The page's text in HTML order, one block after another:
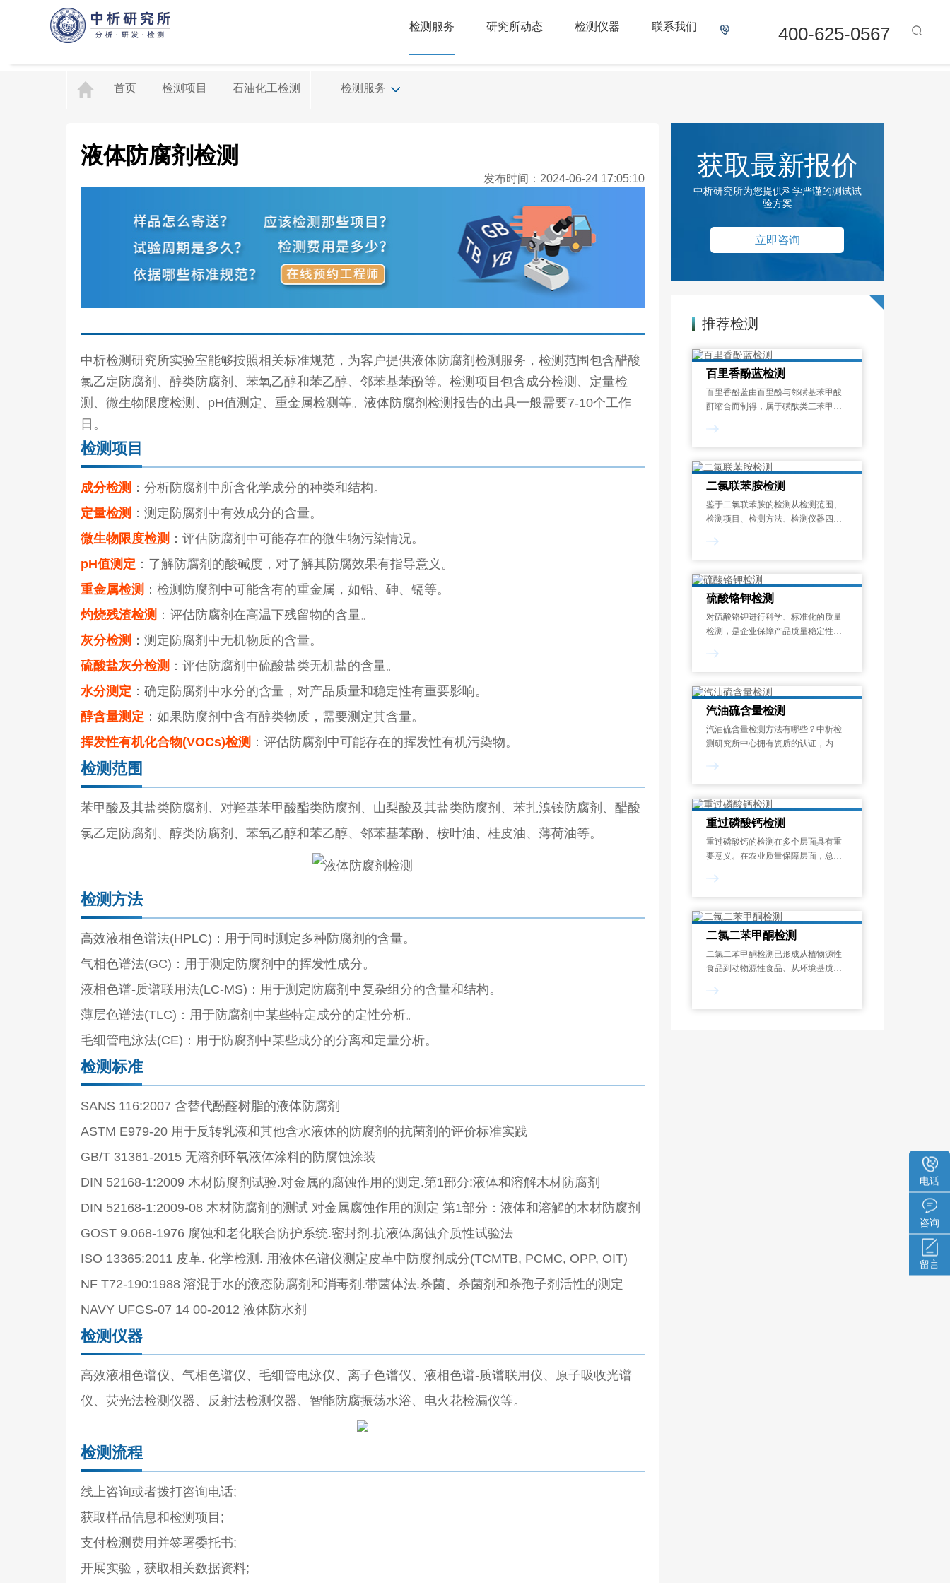
400-625-0567
检测服务 研究所动态 检测仪器 联系我们
电话
咨询
留言
首页 检测项目 石油化工检测 检测服务
液体防腐剂检测
发布时间：2024-06-24 17:05:10
中析检测研究所实验室能够按照相关标准规范，为客户提供液体防腐剂检测服务，检测范围包含醋酸
氯乙定防腐剂、醇类防腐剂、苯氧乙醇和苯乙醇、邻苯基苯酚等。检测项目包含成分检测、定量检
测、微生物限度检测、pH值测定、重金属检测等。液体防腐剂检测报告的出具一般需要7-10个工作
日。
检测项目
成分检测 ：分析防腐剂中所含化学成分的种类和结构。
定量检测 ：测定防腐剂中有效成分的含量。
微生物限度检测 ：评估防腐剂中可能存在的微生物污染情况。
pH值测定 ：了解防腐剂的酸碱度，对了解其防腐效果有指导意义。
重金属检测 ：检测防腐剂中可能含有的重金属，如铅、砷、镉等。
灼烧残渣检测 ：评估防腐剂在高温下残留物的含量。
灰分检测 ：测定防腐剂中无机物质的含量。
硫酸盐灰分检测 ：评估防腐剂中硫酸盐类无机盐的含量。
水分测定 ：确定防腐剂中水分的含量，对产品质量和稳定性有重要影响。
醇含量测定 ：如果防腐剂中含有醇类物质，需要测定其含量。
挥发性有机化合物(VOCs)检测 ：评估防腐剂中可能存在的挥发性有机污染物。
检测范围
苯甲酸及其盐类防腐剂、对羟基苯甲酸酯类防腐剂、山梨酸及其盐类防腐剂、苯扎溴铵防腐剂、醋酸
氯乙定防腐剂、醇类防腐剂、苯氧乙醇和苯乙醇、邻苯基苯酚、桉叶油、桂皮油、薄荷油等。
检测方法
高效液相色谱法(HPLC)：用于同时测定多种防腐剂的含量。
气相色谱法(GC)：用于测定防腐剂中的挥发性成分。
液相色谱-质谱联用法(LC-MS)：用于测定防腐剂中复杂组分的含量和结构。
薄层色谱法(TLC)：用于防腐剂中某些特定成分的定性分析。
毛细管电泳法(CE)：用于防腐剂中某些成分的分离和定量分析。
检测标准
SANS 116:2007 含替代酚醛树脂的液体防腐剂
ASTM E979-20 用于反转乳液和其他含水液体的防腐剂的抗菌剂的评价标准实践
GB/T 31361-2015 无溶剂环氧液体涂料的防腐蚀涂装
DIN 52168-1:2009 木材防腐剂试验.对金属的腐蚀作用的测定.第1部分:液体和溶解木材防腐剂
DIN 52168-1:2009-08 木材防腐剂的测试 对金属腐蚀作用的测定 第1部分：液体和溶解的木材防腐剂
GOST 9.068-1976 腐蚀和老化联合防护系统.密封剂.抗液体腐蚀介质性试验法
ISO 13365:2011 皮革. 化学检测. 用液体色谱仪测定皮革中防腐剂成分(TCMTB, PCMC, OPP, OIT)
NF T72-190:1988 溶混于水的液态防腐剂和消毒剂.带菌体法.杀菌、杀菌剂和杀孢子剂活性的测定
NAVY UFGS-07 14 00-2012 液体防水剂
检测仪器
高效液相色谱仪、气相色谱仪、毛细管电泳仪、离子色谱仪、液相色谱-质谱联用仪、原子吸收光谱
仪、荧光法检测仪器、反射法检测仪器、智能防腐振荡水浴、电火花检漏仪等。
检测流程
线上咨询或者拨打咨询电话;
获取样品信息和检测项目;
支付检测费用并签署委托书;
开展实验，获取相关数据资料;
获取最新报价
中析研究所为您提供科学严谨的测试试
验方案
立即咨询
推荐检测
百里香酚蓝检测
百里香酚蓝由百里酚与邻磺基苯甲酸
酐缩合而制得，属于磺酞类三苯甲烷
大、覆盖面最广的酸碱指示剂之一。
二氯联苯胺检测
鉴于二氯联苯胺的检测从检测范围、
检测项目、检测方法、检测仪器四个
统的介绍，为染料生产企业、纺织品
实验室提供专业的参考依据。
硫酸铬钾检测
对硫酸铬钾进行科学、标准化的质量
检测，是企业保障产品质量稳定性、
的核心措施。本文将从检测范围、检
度，对硫酸铬钾检测进行全面系统的
介绍。
汽油硫含量检测
汽油硫含量检测方法有哪些？中析检
测研究所中心拥有资质的认证，内部
测方法，以满足不同客户的各种检测
一件扫码查询。
重过磷酸钙检测
重过磷酸钙的检测在多个层面具有重
要意义。在农业质量保障层面，总磷
量反映作物实际可吸收利用的磷形
二氯二苯甲酮检测
二氯二苯甲酮检测已形成从植物源性
食品到动物源性食品、从环境基质到
完善技术体系。